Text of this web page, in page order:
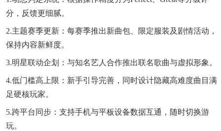
分，反馈更细腻。
2.主题赛季更新：每赛季推出新曲包、限定服装及剧情活动，
保持内容新鲜度。
3.明星联动企划：与知名艺人合作推出联名歌曲与虚拟形象。
4.低门槛高上限：新手引导完善，同时设计隐藏高难度曲目满
足硬核玩家。
5.跨平台同步：支持手机与平板设备数据互通，随时切换游
玩。